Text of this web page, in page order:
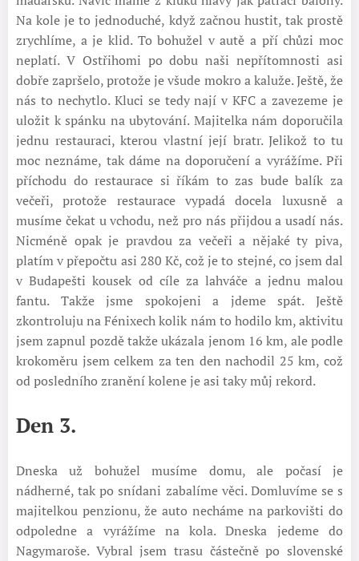
Na kole je to jednoduché, když začnou hustit, tak prostě
zrychlíme, a je klid. To bohužel v autě a pří chůzi moc
neplatí. V Ostřihomi po dobu naši nepřítomnosti asi
dobře zapršelo, protože je všude mokro a kaluže. Ještě, že
nás to nechytlo. Kluci se tedy nají v KFC a zavezeme je
uložit k spánku na ubytování. Majitelka nám doporučila
jednu restauraci, kterou vlastní její bratr. Jelikož to tu
moc neznáme, tak dáme na doporučení a vyrážíme. Při
příchodu do restaurace si říkám to zas bude balík za
večeři, protože restaurace vypadá docela luxusně a
musíme čekat u vchodu, než pro nás přijdou a usadí nás.
Nicméně opak je pravdou za večeři a nějaké ty piva,
platím v přepočtu asi 280 Kč, což je to stejné, co jsem dal
v Budapešti kousek od cíle za lahváče a jednu malou
fantu. Takže jsme spokojeni a jdeme spát. Ještě
zkontroluju na Fénixech kolik nám to hodilo km, aktivitu
jsem zapnul pozdě takže ukázala jenom 16 km, ale podle
krokoměru jsem celkem za ten den nachodil 25 km, což
od posledního zranění kolene je asi taky můj rekord.
Den 3.
Dneska už bohužel musíme domu, ale počasí je
nádherné, tak po snídani zabalíme věci. Domluvíme se s
majitelkou penzionu, že auto necháme na parkovišti do
odpoledne a vyrážíme na kola. Dneska jedeme do
Nagymaroše. Vybral jsem trasu částečně po slovenské